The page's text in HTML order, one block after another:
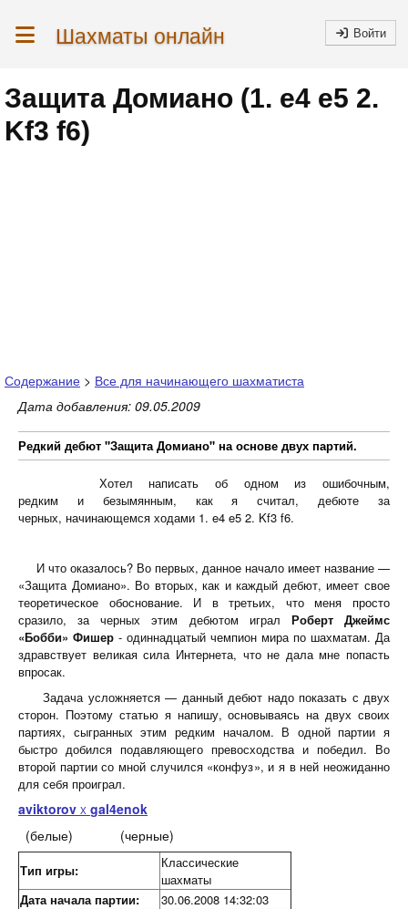
Шахматы онлайн Войти
Защита Домиано (1. e4 e5 2.
Kf3 f6)
Содержание > Все для начинающего шахматиста
Дата добавления: 09.05.2009
Редкий дебют "Защита Домиано" на основе двух партий.
Хотел написать об одном из ошибочным,
редким и безымянным, как я считал, дебюте за
черных, начинающемся ходами 1. e4 e5 2. Kf3 f6.
И что оказалось? Во первых, данное начало имеет название —
«Защита Домиано». Во вторых, как и каждый дебют, имеет свое
теоретическое обоснование. И в третьих, что меня просто
сразило, за черных этим дебютом играл Роберт Джеймс
«Бобби» Фишер - одиннадцатый чемпион мира по шахматам. Да
здравствует великая сила Интернета, что не дала мне попасть
впросак.
Задача усложняется — данный дебют надо показать с двух
сторон. Поэтому статью я напишу, основываясь на двух своих
партиях, сыгранных этим редким началом. В одной партии я
быстро добился подавляющего превосходства и победил. Во
второй партии со мной случился «конфуз», и я в ней неожиданно
для себя проиграл.
aviktorov X gal4enok
(белые) (черные)
Тип игры:
Классические
шахматы
Дата начала партии:
30.06.2008 14:32:03